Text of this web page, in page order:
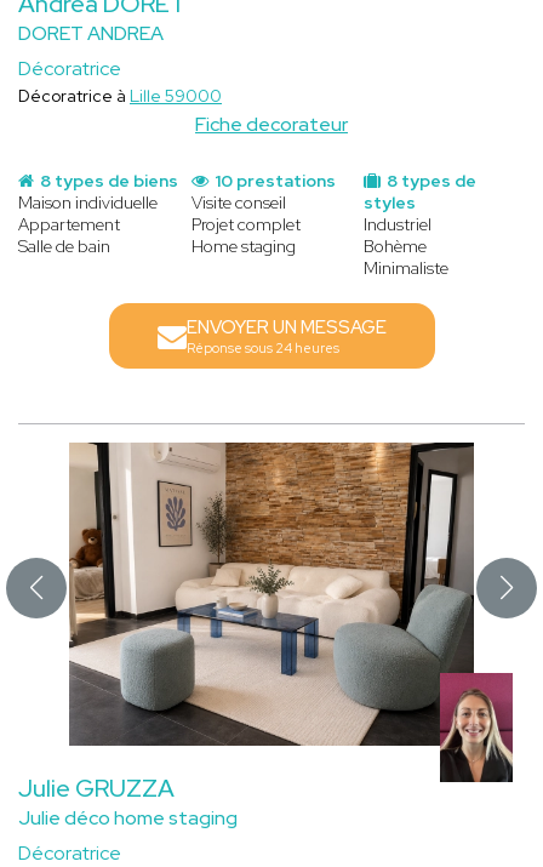
DORET ANDREA
Décoratrice
Fiche decorateur
Décoratrice à Lille 59000
8 types de biens
Maison individuelle
Appartement
Salle de bain
8 types de
styles
Industriel
Bohème
Minimaliste
10 prestations
Visite conseil
Projet complet
Home staging
ENVOYER UN MESSAGE
Réponse sous 24 heures
Julie GRUZZA
Julie déco home staging
Décoratrice